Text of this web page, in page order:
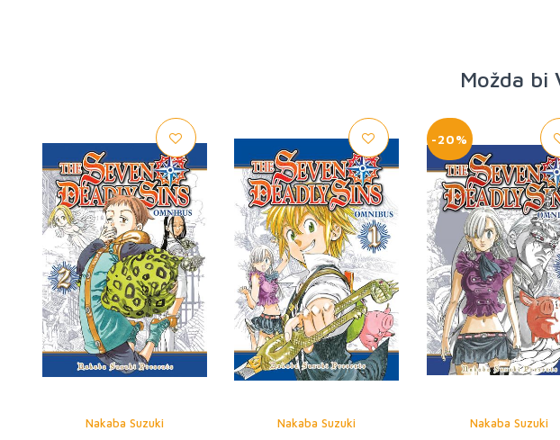
Možda bi
Nakaba Suzuki Nakaba Suzuki
-20%
Nakaba Suzuki